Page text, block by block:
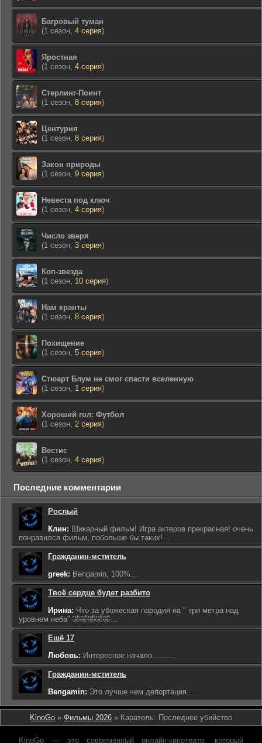
Багровый туман
(1 сезон, 4 серия)
Яростная
(1 сезон, 4 серия)
Стерлинг-Поинт
(1 сезон, 8 серия)
Центурия
(1 сезон, 8 серия)
Закон природы
(1 сезон, 9 серия)
Невеста под ключ
(1 сезон, 4 серия)
Число зверя
(1 сезон, 3 серия)
Коп-звезда
(1 сезон, 10 серия)
Нам кранты
(1 сезон, 8 серия)
Похищение
(1 сезон, 5 серия)
Стюарт Блум не смог спасти вселенную
(1 сезон, 1 серия)
Хороший гол: Футбол
(1 сезон, 2 серия)
Вестис
(1 сезон, 4 серия)
Последние комментарии
Рослый
Клин: Шикарный фильм! Игра актеров прекрасная! очень
понравился фильм, побольше бы таких!...
Гражданин-мститель
greek: Bengamin, 100%...
Твоё сердце будет разбито
Ирина: Что за убожеская пародия на " три метра над
уровнем неба" 🤣🤣🤣🤣🤣...
Ещё 17
Любовь: Интересное начало..........
Гражданин-мститель
Bengamin: Это лучше чем депортация....
KinoGo » Фильмы 2026 » Каратель: Последнее убийство
KinoGo — это современный онлайн-кинотеатр, который